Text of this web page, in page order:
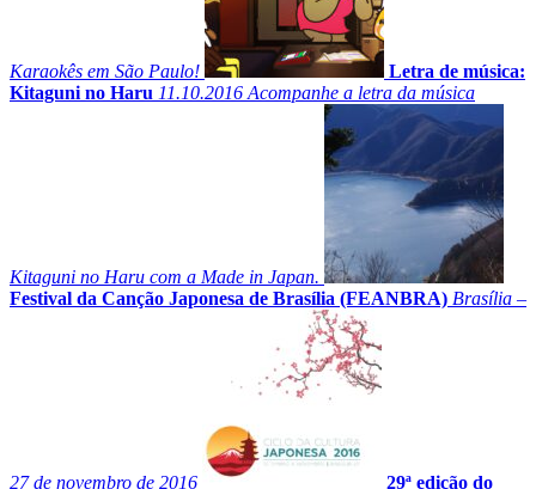
Karaokês em São Paulo!
Letra de música:
Kitaguni no Haru 11.10.2016 Acompanhe a letra da música
Kitaguni no Haru com a Made in Japan.
Festival da Canção Japonesa de Brasília (FEANBRA) Brasília –
27 de novembro de 2016
29ª edição do